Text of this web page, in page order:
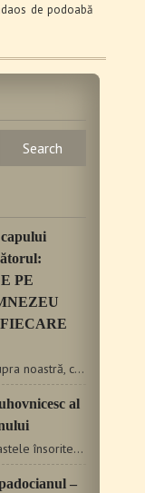
de podoabă
PE
Să ne oprim o clipă asupra noastră, cugetând la sărbătoarea…
al
Poposim în taină pe coastele însorite ale Nazaretului, iubite…
–